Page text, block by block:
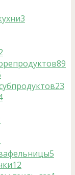
3
89
23
5
12